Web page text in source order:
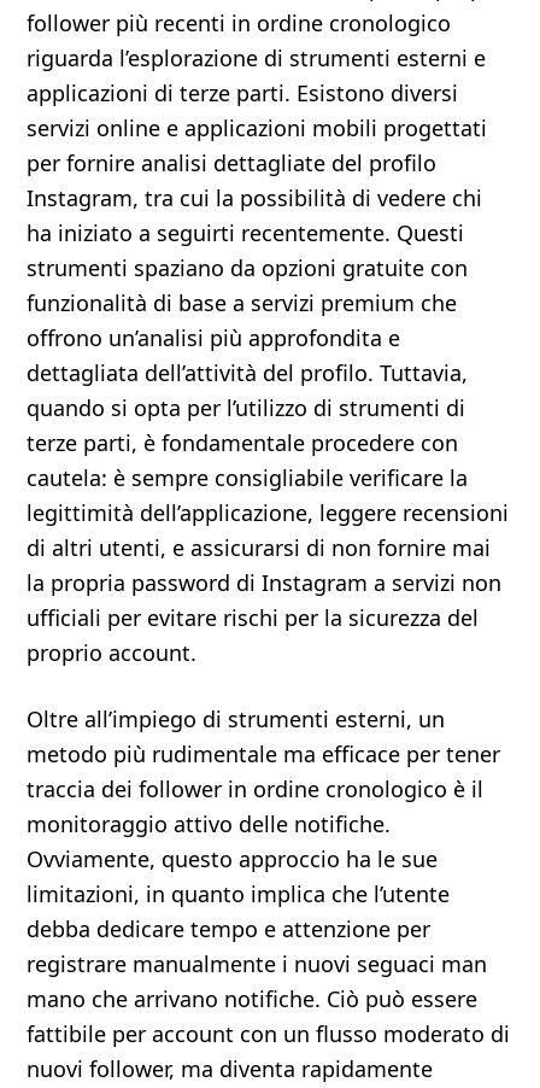
follower più recenti in ordine cronologico
riguarda l’esplorazione di strumenti esterni e
applicazioni di terze parti. Esistono diversi
servizi online e applicazioni mobili progettati
per fornire analisi dettagliate del profilo
Instagram, tra cui la possibilità di vedere chi
ha iniziato a seguirti recentemente. Questi
strumenti spaziano da opzioni gratuite con
funzionalità di base a servizi premium che
offrono un’analisi più approfondita e
dettagliata dell’attività del profilo. Tuttavia,
quando si opta per l’utilizzo di strumenti di
terze parti, è fondamentale procedere con
cautela: è sempre consigliabile verificare la
legittimità dell’applicazione, leggere recensioni
di altri utenti, e assicurarsi di non fornire mai
la propria password di Instagram a servizi non
ufficiali per evitare rischi per la sicurezza del
proprio account.
Oltre all’impiego di strumenti esterni, un
metodo più rudimentale ma efficace per tener
traccia dei follower in ordine cronologico è il
monitoraggio attivo delle notifiche.
Ovviamente, questo approccio ha le sue
limitazioni, in quanto implica che l’utente
debba dedicare tempo e attenzione per
registrare manualmente i nuovi seguaci man
mano che arrivano notifiche. Ciò può essere
fattibile per account con un flusso moderato di
nuovi follower, ma diventa rapidamente